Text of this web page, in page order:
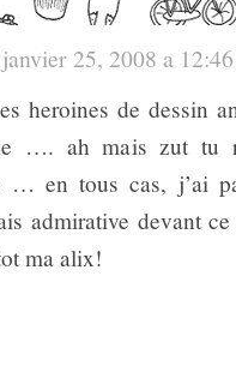
25, 2008 a
heroines de dessin
…. ah mais zut tu
… en tous cas, j’ai
admirative devant
ma alix!